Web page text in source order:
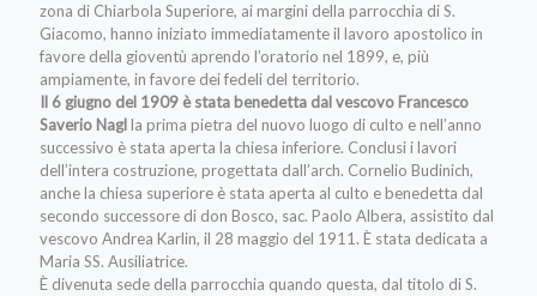
zona di Chiarbola Superiore, ai margini della parrocchia di S.
Giacomo, hanno iniziato immediatamente il lavoro apostolico in
favore della gioventù aprendo l’oratorio nel 1899, e, più
ampiamente, in favore dei fedeli del territorio.
Il 6 giugno del 1909 è stata benedetta dal vescovo Francesco
Saverio Nagl la prima pietra del nuovo luogo di culto e nell’anno
successivo è stata aperta la chiesa inferiore. Conclusi i lavori
dell’intera costruzione, progettata dall’arch. Cornelio Budinich,
anche la chiesa superiore è stata aperta al culto e benedetta dal
secondo successore di don Bosco, sac. Paolo Albera, assistito dal
vescovo Andrea Karlin, il 28 maggio del 1911. È stata dedicata a
Maria SS. Ausiliatrice.
È divenuta sede della parrocchia quando questa, dal titolo di S.